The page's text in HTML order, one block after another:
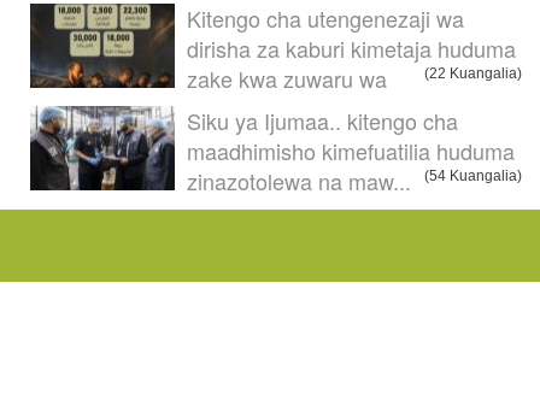
Kitengo cha utengenezaji wa
dirisha za kaburi kimetaja huduma
zake kwa zuwaru wa
(22 Kuangalia)
Siku ya Ijumaa.. kitengo cha
maadhimisho kimefuatilia huduma
zinazotolewa na maw...
(54 Kuangalia)